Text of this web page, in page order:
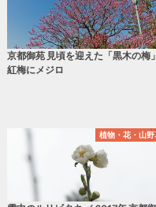
京都御苑 見頃を迎えた「黒木の梅」
紅梅にメジロ
植物・花・山野